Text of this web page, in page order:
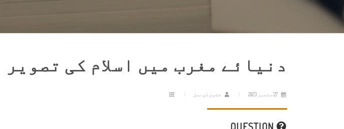
دنیائے مغرب میں اسلام کی تصویر
فتویٰ کونسل